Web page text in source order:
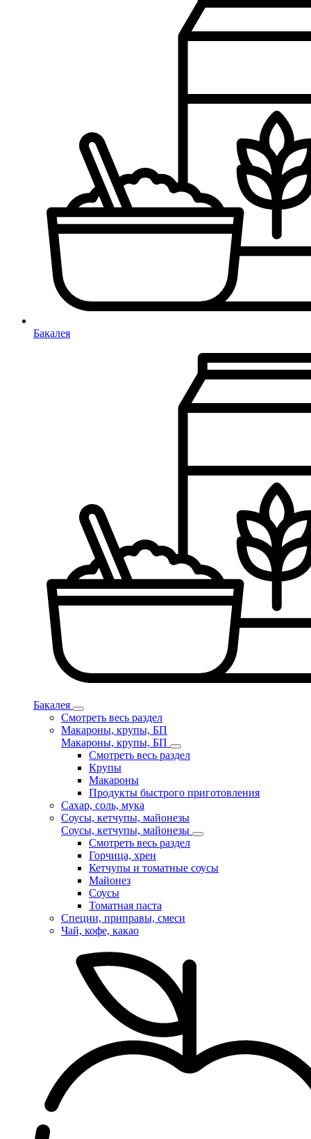
Бакалея
Бакалея
Смотреть весь раздел
Макароны, крупы, БП
Макароны, крупы, БП
Смотреть весь раздел
Крупы
Макароны
Продукты быстрого приготовления
Сахар, соль, мука
Соусы, кетчупы, майонезы
Соусы, кетчупы, майонезы
Смотреть весь раздел
Горчица, хрен
Кетчупы и томатные соусы
Майонез
Соусы
Томатная паста
Специи, приправы, смеси
Чай, кофе, какао